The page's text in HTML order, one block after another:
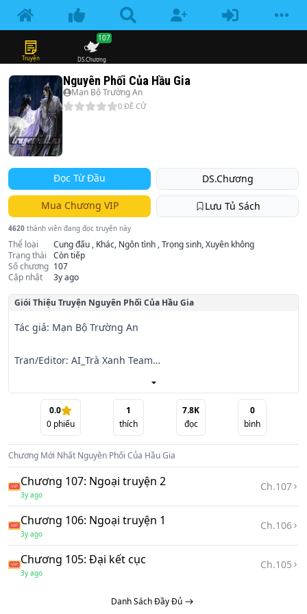
Truyện DS.Chương
107
Nguyên Phối Của Hầu Gia
Mạn Bộ Trường An
0 ĐỀ CỬ
Đọc Từ Đầu DS.Chương
Mua Chương VIP Lưu Tủ Sách
4620 thành viên đang đọc truyện này
Thể loại
Cung đấu , Khác, Ngôn tình , Trọng sinh, Xuyên không
Trạng thái
Còn tiếp
Số chương 107
Cập nhật
3y ago
Giói Thiệu Truyện Nguyên Phối Của Hầu Gia
Tác giả: Mạn Bộ Trường An
Tran/Editor: AI_Trà Xanh Team
Beta: Al_Tuyết Liên
Thể loại: Cưới trước yêu sau, Cổ đại, HE, Xuyên sách, Trùng
sinh, Cung đình hầu tước
Giới thiệu:
Xuyên thành phụ nhân thâm trạch cổ đại, nha đầu bên
cạnh nói cho nàng biết, người mà nàng gả cho là sói trong
núi, lòng dạ độc ác.
Còn chưa kịp than thở số khổ thì đã có nam tử thâm tình
0.0
0 phiếu
1
thích
7.8K
đọc
0
bình
Chương Mới Nhất Nguyên Phối Của Hầu Gia
Chương 107: Ngoại truyện 2
3y ago
Ch.107
Chương 106: Ngoại truyện 1
3y ago
Ch.106
Chương 105: Đại kết cục
3y ago
Ch.105
Danh Sách Đầy Đủ